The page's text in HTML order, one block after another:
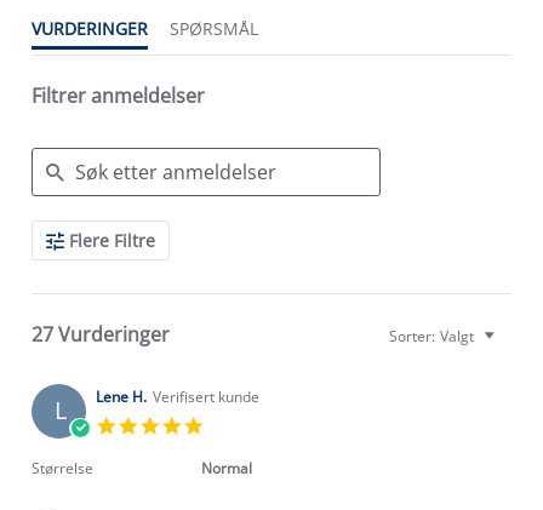
VURDERINGER SPØRSMÅL
Filtrer anmeldelser
Search
ReviewsFlere Filtre
27 Vurderinger Sorter: Valgt
L Lene H. Verifisert kunde
rating
Størrelse Normal